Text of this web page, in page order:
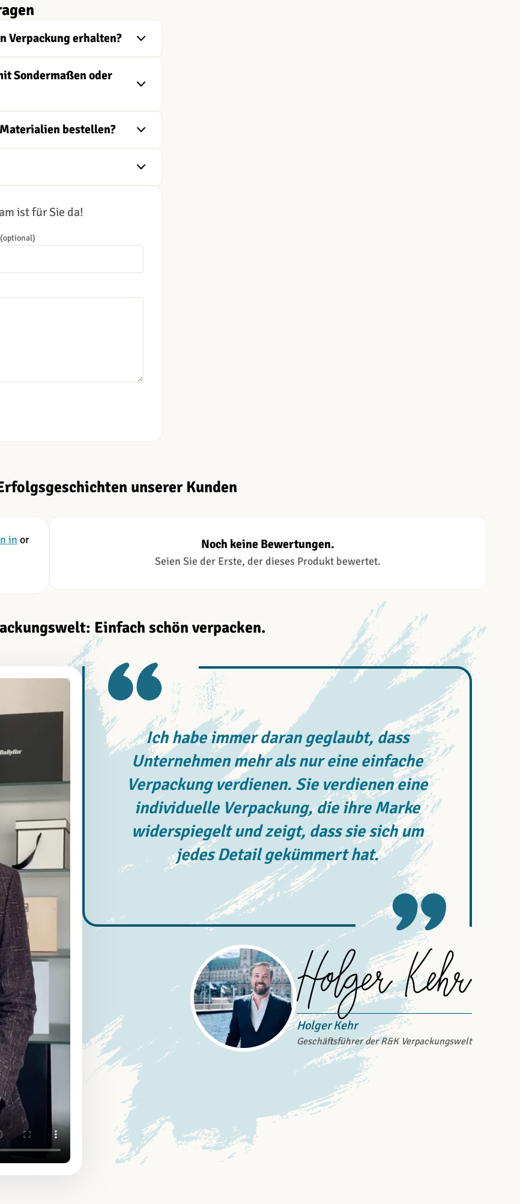
Verpackung erhalten?
Sondermaßen oder
bestellen?
ist für Sie da!
(optional)
unserer Kunden
in or
Noch keine Bewertungen.
Seien Sie der Erste, der dieses Produkt bewertet.
Einfach schön verpacken.
Ich habe immer daran geglaubt, dass
Unternehmen mehr als nur eine einfache
Verpackung verdienen. Sie verdienen eine
individuelle Verpackung, die ihre Marke
widerspiegelt und zeigt, dass sie sich um
jedes Detail gekümmert hat.
Holger Kehr
Geschäftsführer der R&K Verpackungswelt